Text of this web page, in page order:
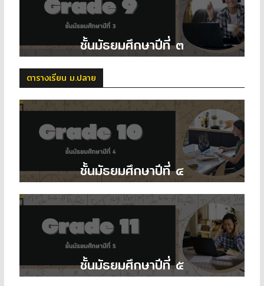
ชั้นมัธยมศึกษาปีที่ ๓
ตารางเรียน ม.ปลาย
ชั้นมัธยมศึกษาปีที่ ๔
ชั้นมัธยมศึกษาปีที่ ๕